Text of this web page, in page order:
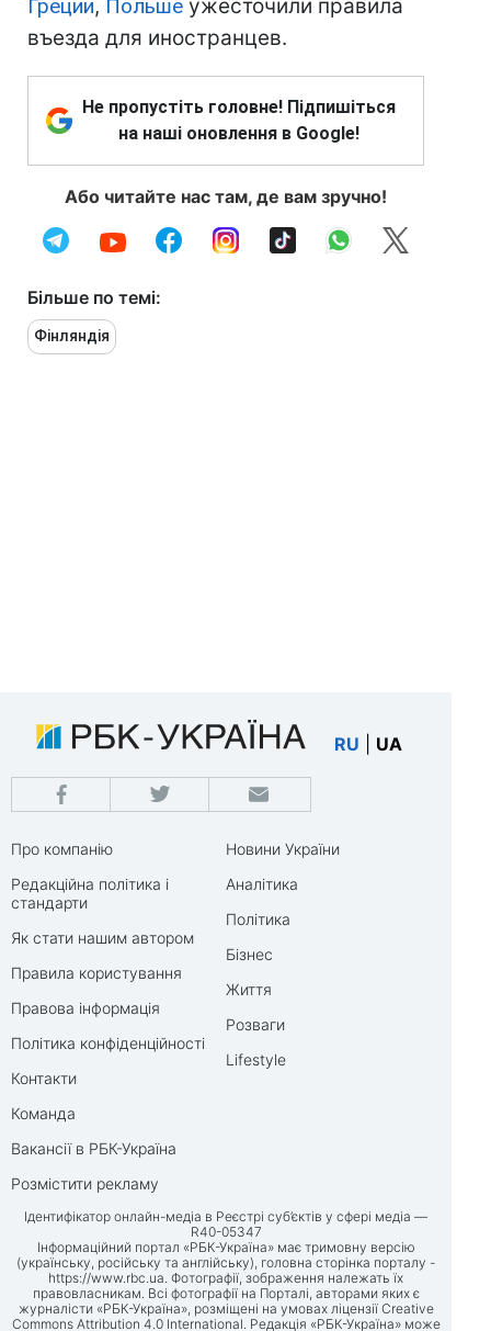
Греции, Польше ужесточили правила
въезда для иностранцев.
Не пропустіть головне! Підпишіться
на наші оновлення в Google!
Або читайте нас там, де вам зручно!
Більше по темі:
Фінляндія
RU UA
Про компанію
Редакційна політика і
стандарти
Як стати нашим автором
Правила користування
Правова інформація
Політика конфіденційності
Контакти
Команда
Вакансії в РБК-Україна
Розмістити рекламу
Новини України
Аналітика
Політика
Бізнес
Життя
Розваги
Lifestyle
Ідентифікатор онлайн-медіа в Реєстрі суб’єктів у сфері медіа —
R40-05347
Інформаційний портал «РБК-Україна» має тримовну версію
(українську, російську та англійську), головна сторінка порталу -
https://www.rbc.ua . Фотографії, зображення належать їх
правовласникам. Всі фотографії на Порталі, авторами яких є
журналісти «РБК-Україна», розміщені на умовах ліцензії Creative
Commons Attribution 4.0 International. Редакція «РБК-Україна» може